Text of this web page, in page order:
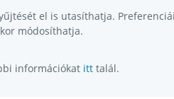
el is utasíthatja.
módosíthatja.
információkat itt talál.